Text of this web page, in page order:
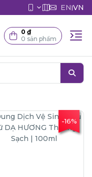
EN|VN
0 ₫
0 sản phẩm
-16%